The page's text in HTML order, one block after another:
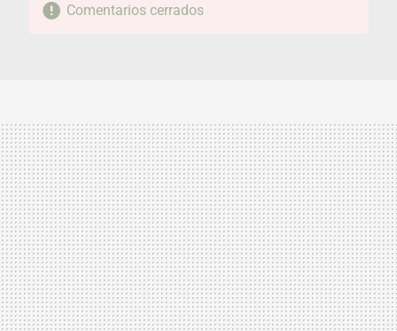
Comentarios cerrados